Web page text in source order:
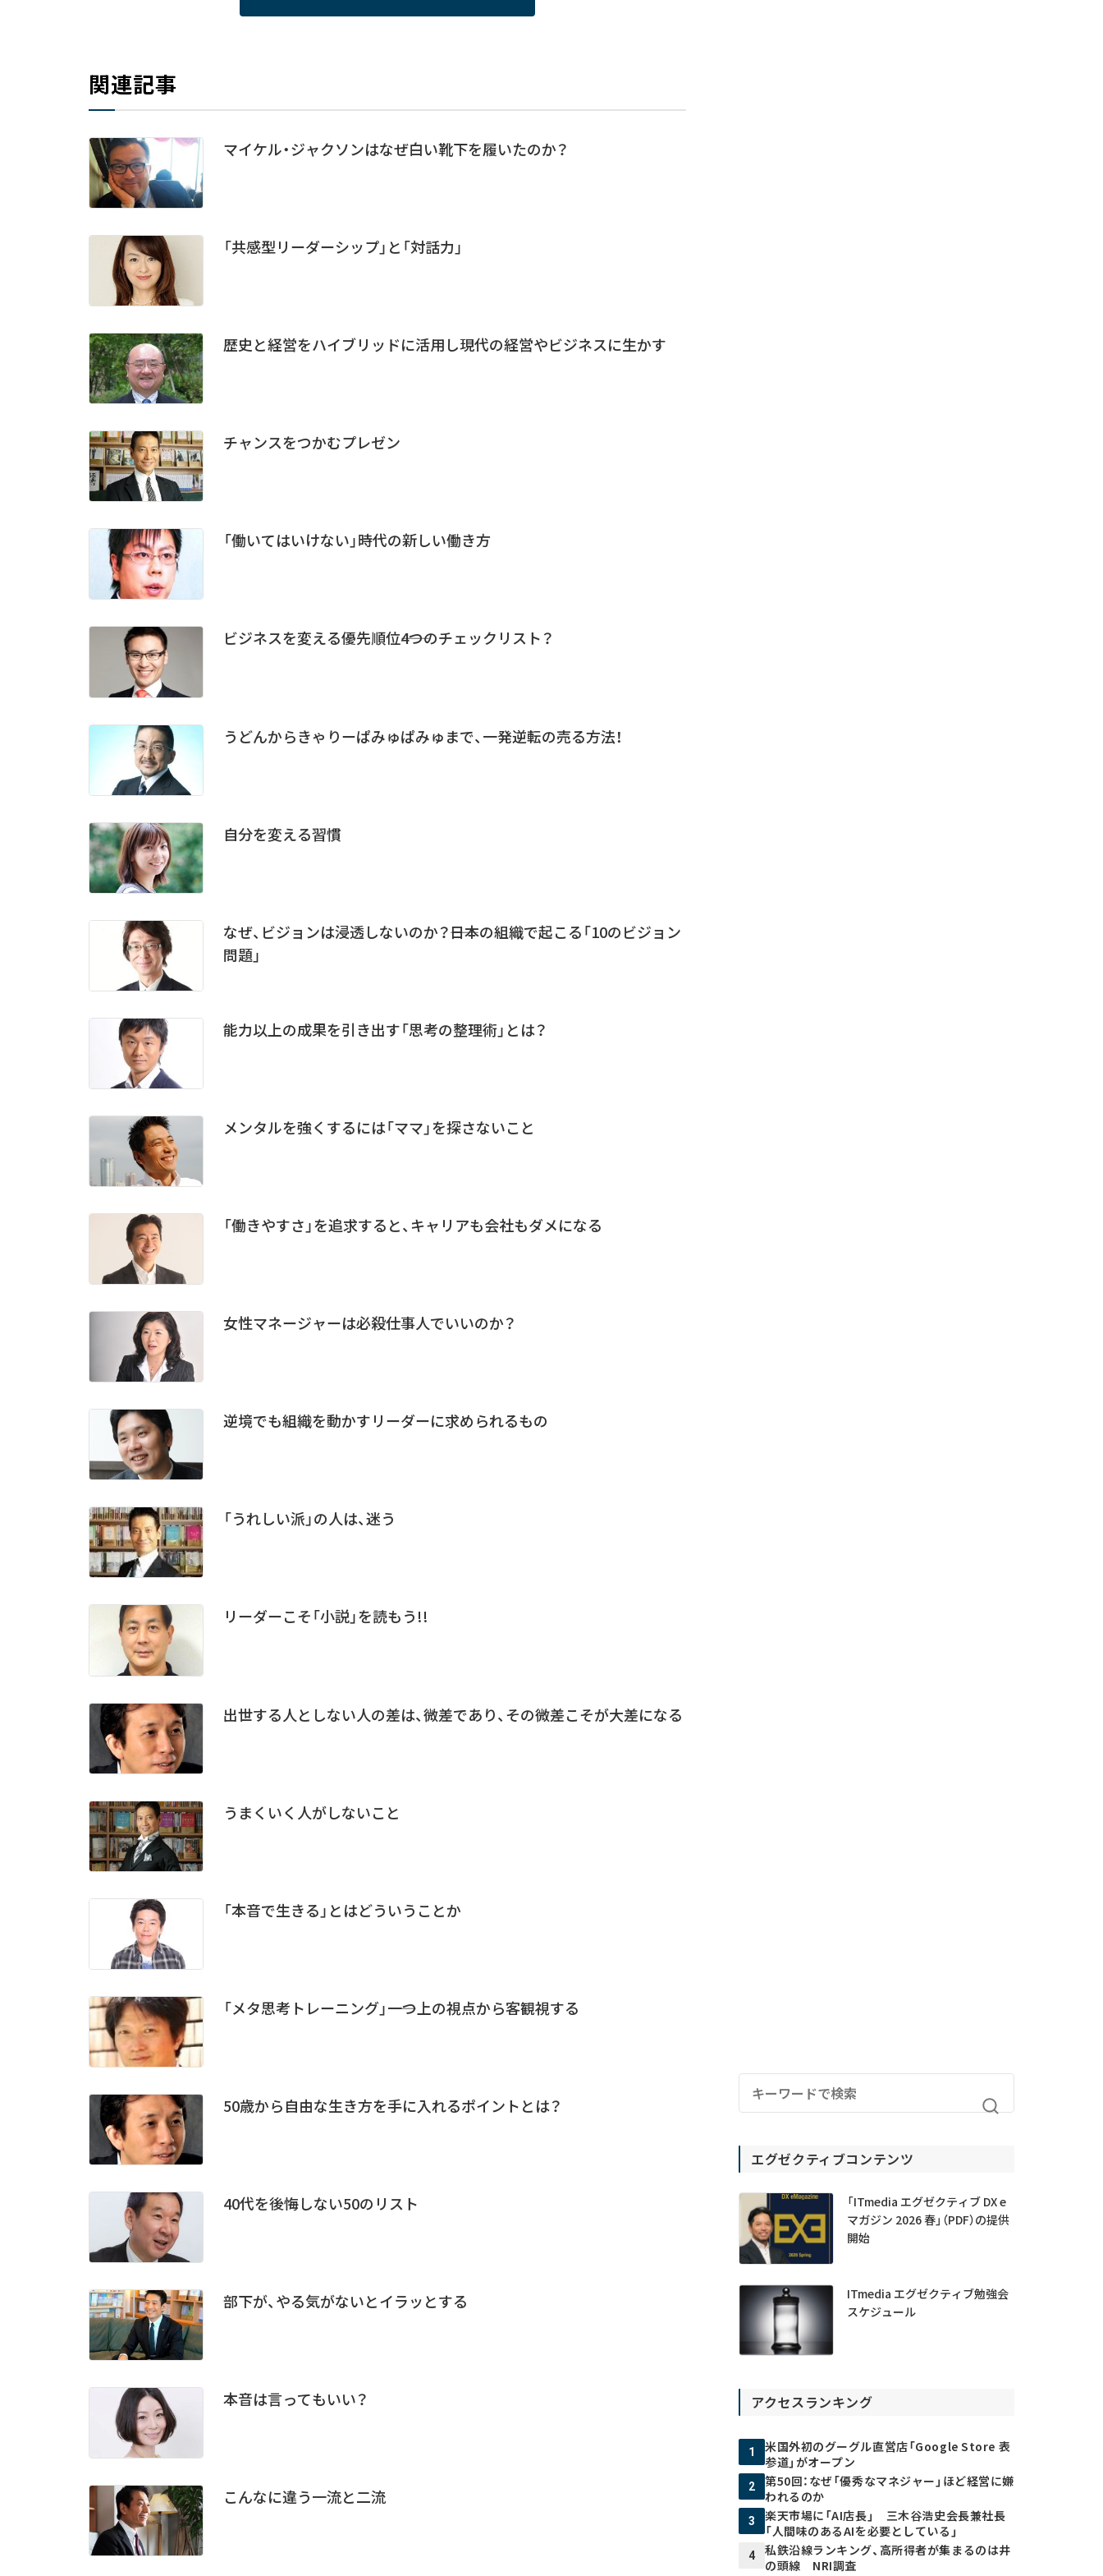
関連記事
マイケル・ジャクソンはなぜ白い靴下を履いたのか？
「共感型リーダーシップ」と「対話力」
歴史と経営をハイブリッドに活用し現代の経営やビジネスに生かす
チャンスをつかむプレゼン
「働いてはいけない」時代の新しい働き方
ビジネスを変える優先順位――4つのチェックリスト？
うどんからきゃりーぱみゅぱみゅまで、一発逆転の売る方法！
自分を変える習慣
なぜ、ビジョンは浸透しないのか？――日本の組織で起こる「10のビジョン
問題」
能力以上の成果を引き出す「思考の整理術」とは？
メンタルを強くするには「ママ」を探さないこと
「働きやすさ」を追求すると、キャリアも会社もダメになる
女性マネージャーは必殺仕事人でいいのか？
逆境でも組織を動かすリーダーに求められるもの
「うれしい派」の人は、迷う
リーダーこそ「小説」を読もう!!
出世する人としない人の差は、微差であり、その微差こそが大差になる
うまくいく人がしないこと
「本音で生きる」とはどういうことか
「メタ思考トレーニング」――一つ上の視点から客観視する
50歳から自由な生き方を手に入れるポイントとは？
40代を後悔しない50のリスト
部下が、やる気がないとイラッとする
本音は言ってもいい？
こんなに違う一流と二流
エグゼクティブコンテンツ
「ITmedia エグゼクティブ DX e
マガジン 2026 春」（PDF）の提供
開始
ITmedia エグゼクティブ勉強会
スケジュール
アクセスランキング
1
米国外初のグーグル直営店「Google Store 表
参道」がオープン
2
第50回：なぜ「優秀なマネジャー」ほど経営に嫌
われるのか
3
楽天市場に「AI店長」 三木谷浩史会長兼社長
「人間味のあるAIを必要としている」
4
私鉄沿線ランキング、高所得者が集まるのは井
の頭線 NRI調査